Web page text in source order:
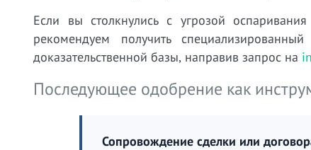
Если вы столкнулись с угрозой
рекомендуем получить
доказательственной базы, направив запрос на
Последующее одобрение как
Сопровождение сделки или